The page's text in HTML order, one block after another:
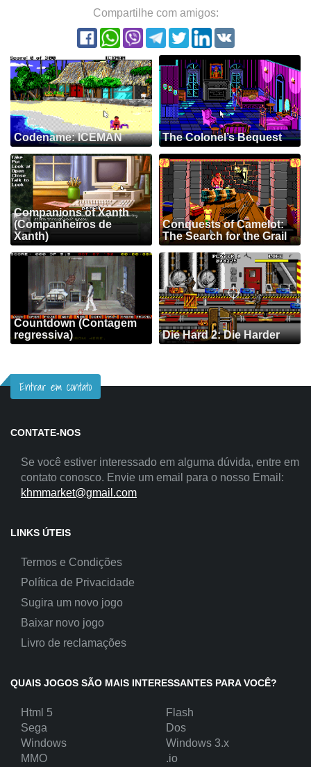
Compartilhe com amigos:
Codename: ICEMAN The Colonel’s Bequest
Companions of Xanth
(Companheiros de
Xanth)
Conquests of Camelot:
The Search for the Grail
Countdown (Contagem
regressiva)
Die Hard 2: Die Harder
Entrar em contato
CONTATE-NOS
Se você estiver interessado em alguma dúvida, entre em
contato conosco. Envie um email para o nosso Email:
khmmarket@gmail.com
LINKS ÚTEIS
Termos e Condições
Política de Privacidade
Sugira um novo jogo
Baixar novo jogo
Livro de reclamações
QUAIS JOGOS SÃO MAIS INTERESSANTES PARA VOCÊ?
Html 5
Flash
Sega
Dos
Windows
Windows 3.x
MMO
.io